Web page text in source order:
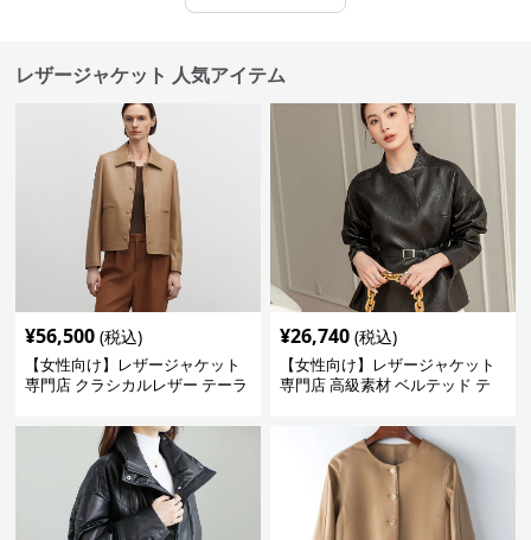
レザージャケット 人気アイテム
¥56,500 (税込)
【女性向け】レザージャケット
専門店 クラシカルレザー テーラ
¥26,740 (税込)
【女性向け】レザージャケット
専門店 高級素材 ベルテッド テ